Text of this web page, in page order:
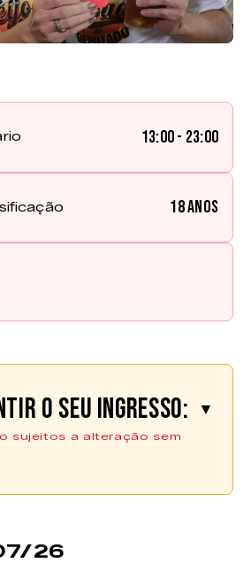
13:00 - 23:00
18 anos
o seu ingresso: ▼
sujeitos a alteração sem
aqui
do
26